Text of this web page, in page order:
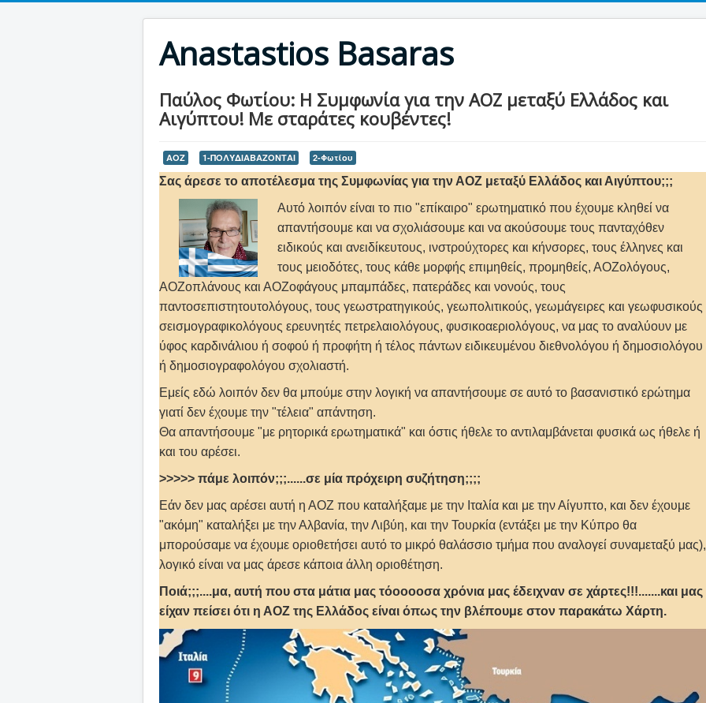
Anastastios Basaras
Παύλος Φωτίου: Η Συμφωνία για την ΑΟΖ μεταξύ Ελλάδος και
Αιγύπτου! Με σταράτες κουβέντες!
ΑΟΖ 1-ΠΟΛΥΔΙΑΒΑΖΟΝΤΑΙ 2-Φωτίου
Σας άρεσε το αποτέλεσμα της Συμφωνίας για την ΑΟΖ μεταξύ Ελλάδος και Αιγύπτου;;;
Αυτό λοιπόν είναι το πιο "επίκαιρο" ερωτηματικό που έχουμε κληθεί να
απαντήσουμε και να σχολιάσουμε και να ακούσουμε τους πανταχόθεν
ειδικούς και ανειδίκευτους, ινστρούχτορες και κήνσορες, τους έλληνες και
τους μειοδότες, τους κάθε μορφής επιμηθείς, προμηθείς, ΑΟΖολόγους,
ΑΟΖοπλάνους και ΑΟΖοφάγους μπαμπάδες, πατεράδες και νονούς, τους
παντοσεπιστητουτολόγους, τους γεωστρατηγικούς, γεωπολιτικούς, γεωμάγειρες και γεωφυσικούς
σεισμογραφικολόγους ερευνητές πετρελαιολόγους, φυσικοαεριολόγους, να μας το αναλύουν με
ύφος καρδινάλιου ή σοφού ή προφήτη ή τέλος πάντων ειδικευμένου διεθνολόγου ή δημοσιολόγου
ή δημοσιογραφολόγου σχολιαστή.
Εμείς εδώ λοιπόν δεν θα μπούμε στην λογική να απαντήσουμε σε αυτό το βασανιστικό ερώτημα
γιατί δεν έχουμε την "τέλεια" απάντηση.
Θα απαντήσουμε "με ρητορικά ερωτηματικά" και όστις ήθελε το αντιλαμβάνεται φυσικά ως ήθελε ή
και του αρέσει.
>>>>> πάμε λοιπόν;;;......σε μία πρόχειρη συζήτηση;;;;
Εάν δεν μας αρέσει αυτή η ΑΟΖ που καταλήξαμε με την Ιταλία και με την Αίγυπτο, και δεν έχουμε
"ακόμη" καταλήξει με την Αλβανία, την Λιβύη, και την Τουρκία (εντάξει με την Κύπρο θα
μπορούσαμε να έχουμε οριοθετήσει αυτό το μικρό θαλάσσιο τμήμα που αναλογεί συναμεταξύ μας),
λογικό είναι να μας άρεσε κάποια άλλη οριοθέτηση.
Ποιά;;;....μα, αυτή που στα μάτια μας τόοοοοσα χρόνια μας έδειχναν σε χάρτες!!!.......και μας
είχαν πείσει ότι η ΑΟΖ της Ελλάδος είναι όπως την βλέπουμε στον παρακάτω Χάρτη.